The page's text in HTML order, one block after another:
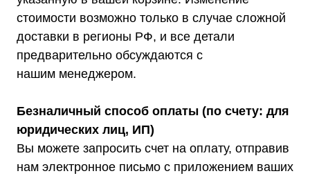
стоимости возможно только в случае сложной
доставки в регионы РФ, и все детали
предварительно обсуждаются с
нашим менеджером.
Безналичный способ оплаты (по счету: для
юридических лиц, ИП)
Вы можете запросить счет на оплату, отправив
нам электронное письмо с приложением ваших
О компании
Оплата
Гарантии
Условия оформления заказа
Реквизиты